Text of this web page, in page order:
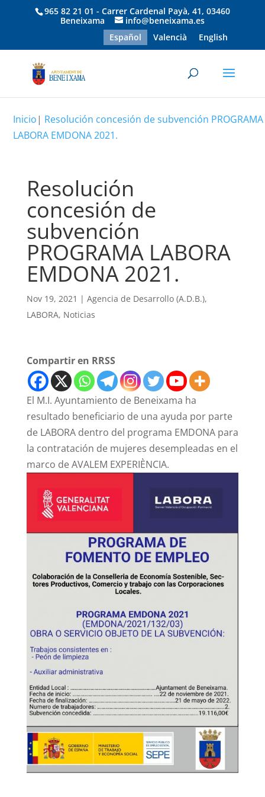
965 82 21 01 - Carrer Cardenal Payà, 41, 03460
Beneixama
info@beneixama.es
Español
Valencià English
Inicio| Resolución concesión de subvención PROGRAMA
LABORA EMDONA 2021.
Resolución
concesión de
subvención
PROGRAMA LABORA
EMDONA 2021.
Nov 19, 2021 | Agencia de Desarrollo (A.D.B.),
LABORA, Noticias
Compartir en RRSS
El M.I. Ayuntamiento de Beneixama ha
resultado beneficiario de una ayuda por parte
de LABORA dentro del programa EMDONA para
la contratación de mujeres desempleadas en el
marco de AVALEM EXPERIÈNCIA.